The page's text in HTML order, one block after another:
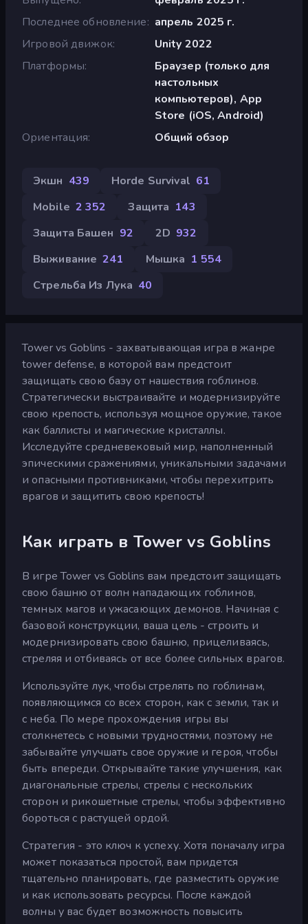
Последнее обновление
апрель 2025 г.
Игровой движок
Unity 2022
Платформы
Браузер (только для
настольных
компьютеров), App
Store (iOS, Android)
Ориентация
Общий обзор
Экшн 439 Horde Survival 61
Mobile 2 352 Защита 143
Защита Башен 92 2D 932
Выживание 241 Мышка 1 554
Стрельба Из Лука 40
Tower vs Goblins - захватывающая игра в жанре
tower defense, в которой вам предстоит
защищать свою базу от нашествия гоблинов.
Стратегически выстраивайте и модернизируйте
свою крепость, используя мощное оружие, такое
как баллисты и магические кристаллы.
Исследуйте средневековый мир, наполненный
эпическими сражениями, уникальными задачами
и опасными противниками, чтобы перехитрить
врагов и защитить свою крепость!
Как играть в Tower vs Goblins
В игре Tower vs Goblins вам предстоит защищать
свою башню от волн нападающих гоблинов,
темных магов и ужасающих демонов. Начиная с
базовой конструкции, ваша цель - строить и
модернизировать свою башню, прицеливаясь,
стреляя и отбиваясь от все более сильных врагов.
Используйте лук, чтобы стрелять по гоблинам,
появляющимся со всех сторон, как с земли, так и
с неба. По мере прохождения игры вы
столкнетесь с новыми трудностями, поэтому не
забывайте улучшать свое оружие и героя, чтобы
быть впереди. Открывайте такие улучшения, как
диагональные стрелы, стрелы с нескольких
сторон и рикошетные стрелы, чтобы эффективно
бороться с растущей ордой.
Стратегия - это ключ к успеху. Хотя поначалу игра
может показаться простой, вам придется
тщательно планировать, где разместить оружие
и как использовать ресурсы. После каждой
волны у вас будет возможность повысить